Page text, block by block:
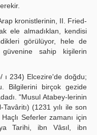
kronistlerinin, II. Fried-
ele almadıklan, kendisi
görülüyor, hele de
sahip kişilerin
ı 234) Elcezire'de doğdu;
Bilgilerini birçok gezide
"Musul Atabey-lerinin
(1231 yılı ile son
Seferler zamanı için
Tarihi, ibn Vâsıl, ibn